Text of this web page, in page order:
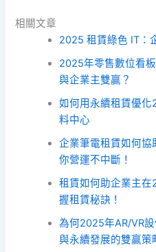
相關文章
2025 租賃綠色 IT：
2025年零售數位看
與企業主雙贏？
如何用永續租賃優
料中心
企業筆電租賃如何
你營運不中斷！
租賃如何助企業主
握租賃秘訣！
為何2025年AR/VR
與永續發展的雙贏策